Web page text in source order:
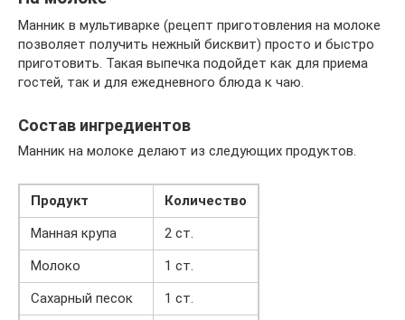
Манник в мультиварке (рецепт приготовления на молоке
позволяет получить нежный бисквит) просто и быстро
приготовить. Такая выпечка подойдет как для приема
гостей, так и для ежедневного блюда к чаю.
Состав ингредиентов
Манник на молоке делают из следующих продуктов.
Продукт
Количество
Манная крупа
2 ст.
Молоко
1 ст.
Сахарный песок
1 ст.